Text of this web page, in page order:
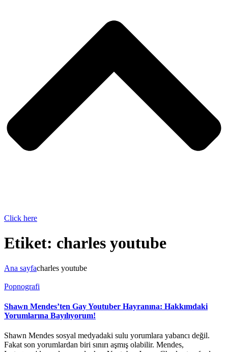
Click here
Etiket: charles youtube
Ana sayfacharles youtube
Popnografi
Shawn Mendes’ten Gay Youtuber Hayranına: Hakkımdaki
Yorumlarına Bayılıyorum!
Shawn Mendes sosyal medyadaki sulu yorumlara yabancı değil.
Fakat son yorumlardan biri sınırı aşmış olabilir. Mendes,